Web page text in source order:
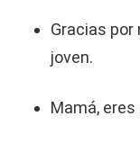
Gracias por
joven.
Mamá, eres